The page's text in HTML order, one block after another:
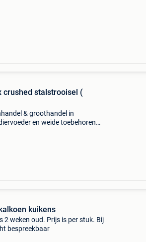
crushed stalstrooisel (
& groothandel in
en weide toebehoren
kuikens
2 weken oud. Prijs is per stuk. Bij
bespreekbaar